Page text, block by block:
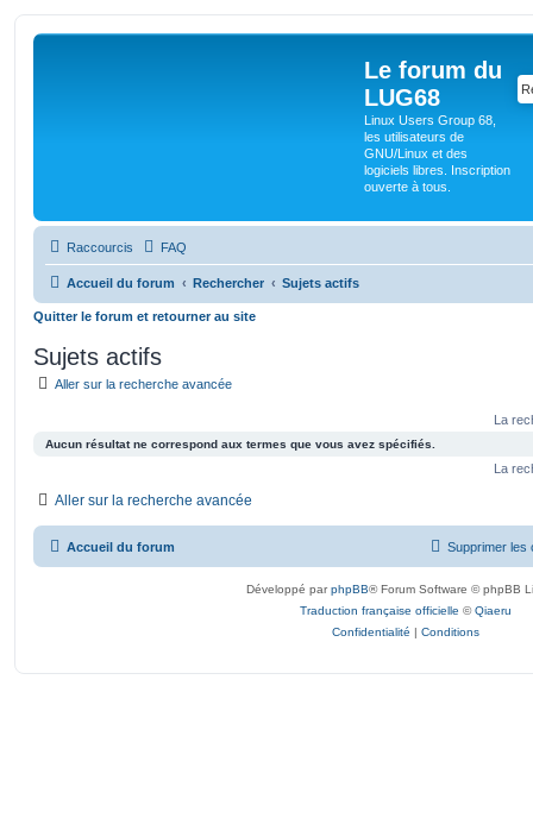
Le forum du
LUG68
Linux Users Group 68,
les utilisateurs de
GNU/Linux et des
logiciels libres. Inscription
ouverte à tous.
Raccourcis FAQ
Accueil du forum Rechercher Sujets actifs
Quitter le forum et retourner au site
Sujets actifs
Aller sur la recherche avancée
La
Aucun résultat ne correspond aux termes que vous avez spécifiés.
La
Aller sur la recherche avancée
Accueil du forum Supprimer les
Développé parphpBB® Forum Software © phpBB
Traduction française officielle ©Qiaeru
Confidentialité | Conditions